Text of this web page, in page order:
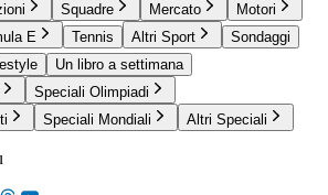
Squadre Mercato
Motori
E Tennis Altri Sport
Sondaggi
Un libro a settimana
Speciali Olimpiadi
Speciali Mondiali Altri Speciali